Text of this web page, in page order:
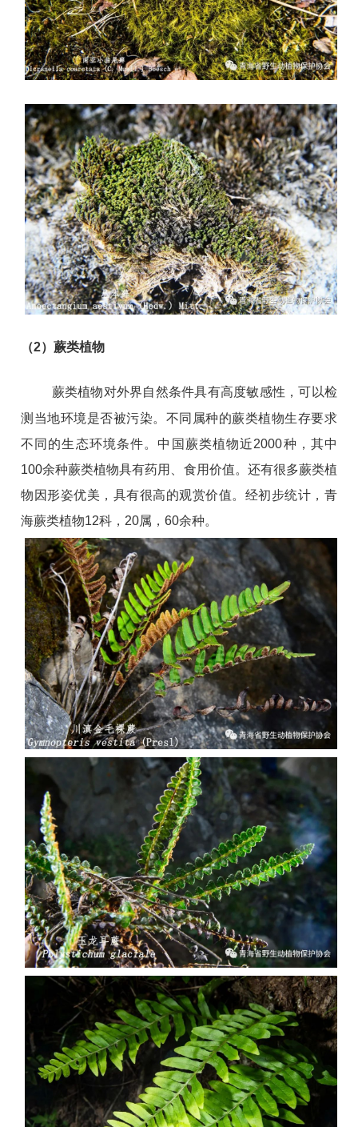
（2）蕨类植物
蕨类植物对外界自然条件具有高度敏感性，可以检
测当地环境是否被污染。 不同属种的蕨类植物生存要求
不同的生态环境条件。 中国蕨类植物近2000种，其中
100余种蕨类植物具有药用、食用价值。 还有很多蕨类植
物因形姿优美，具有很高的观赏价值。 经初步统计，青
海蕨类植物12科， 20属，60余种。